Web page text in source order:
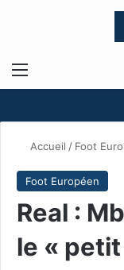
Menu
Accueil / Foot
Foot Européen
Real :
le «